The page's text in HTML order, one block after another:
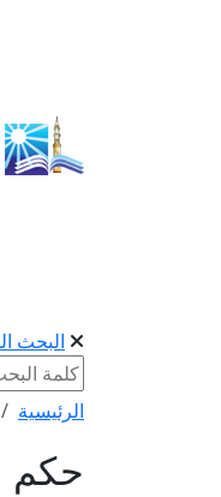
البحث
الرئيسية
حكم